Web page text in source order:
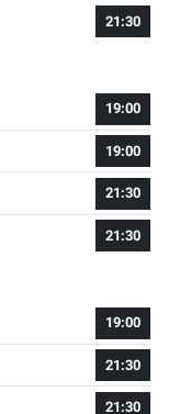
21:30
19:00
19:00
21:30
21:30
19:00
21:30
21:30